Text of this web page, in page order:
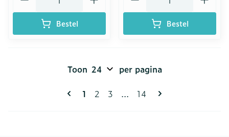
Bestel Bestel
Pagina's
U lees momenteel pagina
1 Pagina
2 Pagina
3 ... Pagina
14
Toon per pagina